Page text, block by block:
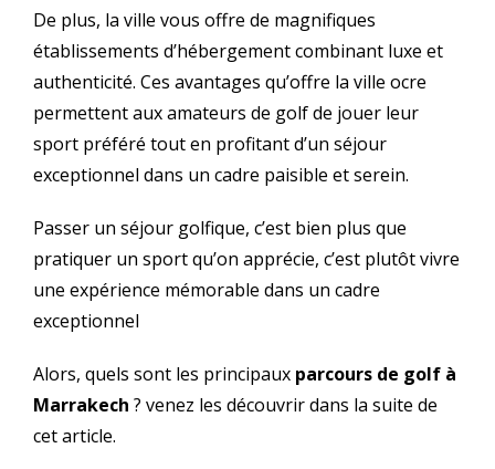
De plus, la ville vous offre de magnifiques
établissements d’hébergement combinant luxe et
authenticité. Ces avantages qu’offre la ville ocre
permettent aux amateurs de golf de jouer leur
sport préféré tout en profitant d’un séjour
exceptionnel dans un cadre paisible et serein.
Passer un séjour golfique, c’est bien plus que
pratiquer un sport qu’on apprécie, c’est plutôt vivre
une expérience mémorable dans un cadre
exceptionnel
Alors, quels sont les principaux parcours de golf à
Marrakech ? venez les découvrir dans la suite de
cet article.